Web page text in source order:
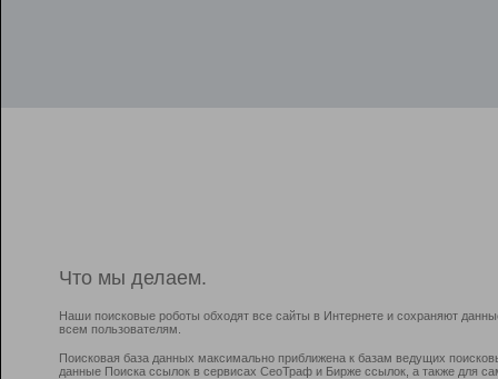
Что мы делаем.
Наши поисковые роботы обходят все сайты в Интернете и сохраняют
всем пользователям.
Поисковая база данных максимально приближена к базам ведущих
данные Поиска ссылок в сервисах СеоТраф и Бирже ссылок, а также для